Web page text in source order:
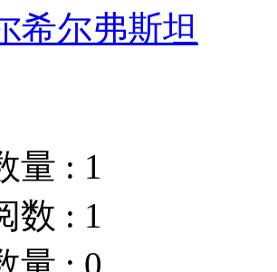
希尔弗斯坦
量 : 1
数 : 1
量 : 0